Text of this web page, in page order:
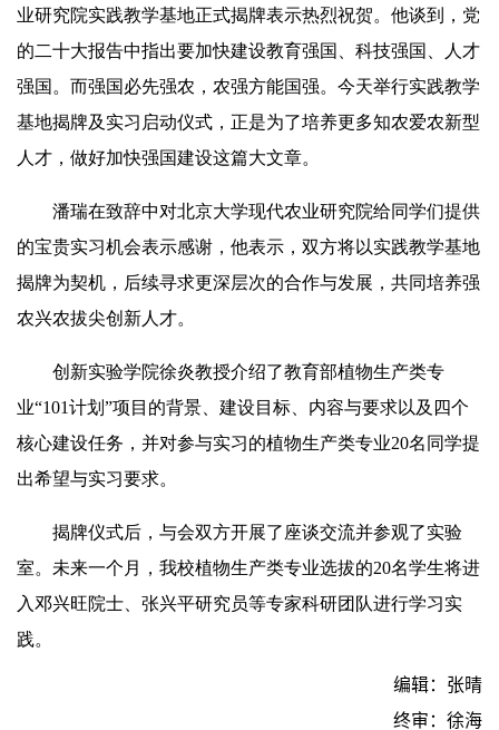
业研究院实践教学基地正式揭牌表示热烈祝贺。他谈到，党
的二十大报告中指出要加快建设教育强国、科技强国、人才
强国。而强国必先强农，农强方能国强。今天举行实践教学
基地揭牌及实习启动仪式，正是为了培养更多知农爱农新型
人才，做好加快强国建设这篇大文章。
潘瑞在致辞中对北京大学现代农业研究院给同学们提供
的宝贵实习机会表示感谢，他表示，双方将以实践教学基地
揭牌为契机，后续寻求更深层次的合作与发展，共同培养强
农兴农拔尖创新人才。
创新实验学院徐炎教授介绍了教育部植物生产类专
业“101计划”项目的背景、建设目标、内容与要求以及四个
核心建设任务，并对参与实习的植物生产类专业20名同学提
出希望与实习要求。
揭牌仪式后，与会双方开展了座谈交流并参观了实验
室。未来一个月，我校植物生产类专业选拔的20名学生将进
入邓兴旺院士、张兴平研究员等专家科研团队进行学习实
践。
编辑：张晴
终审：徐海